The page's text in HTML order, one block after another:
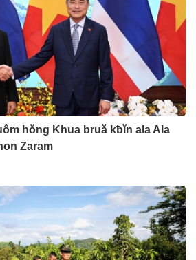
hŏng Khua bruă kƀĭn ala Ala
Zaram